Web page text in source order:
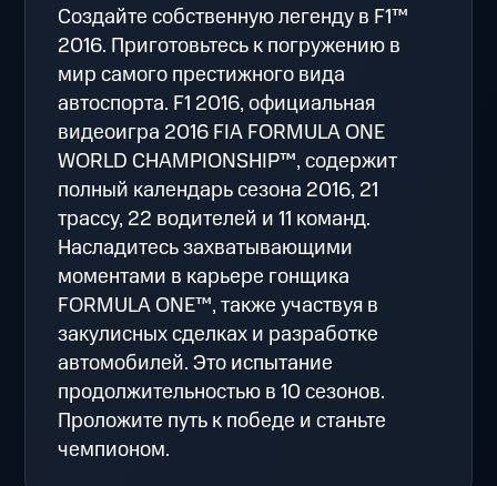
Создайте собственную легенду в F1™
2016. Приготовьтесь к погружению в
мир самого престижного вида
автоспорта. F1 2016, официальная
видеоигра 2016 FIA FORMULA ONE
WORLD CHAMPIONSHIP™, содержит
полный календарь сезона 2016, 21
трассу, 22 водителей и 11 команд.
Насладитесь захватывающими
моментами в карьере гонщика
FORMULA ONE™, также участвуя в
закулисных сделках и разработке
автомобилей. Это испытание
продолжительностью в 10 сезонов.
Проложите путь к победе и станьте
чемпионом.